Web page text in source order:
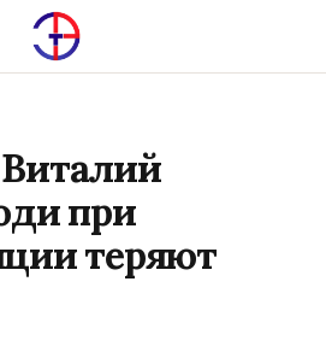
при
теряют